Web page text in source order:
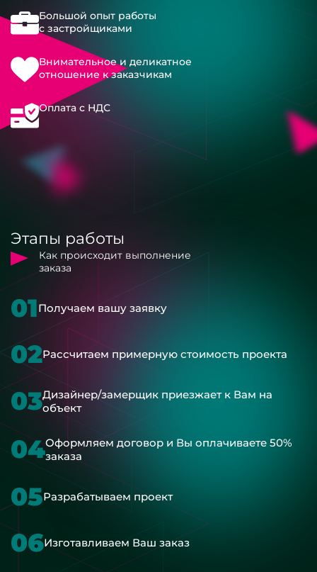
Большой опыт работы
с застройщиками
Внимательное и деликатное
отношение к заказчикам
Оплата с НДС
Этапы работы
Как происходит выполнение
заказа
01Получаем вашу заявку
02Рассчитаем примерную стоимость проекта
03Дизайнер/замерщик приезжает к Вам на
объект
04Оформляем договор и Вы оплачиваете 50%
заказа
05Разрабатываем проект
06Изготавливаем Ваш заказ